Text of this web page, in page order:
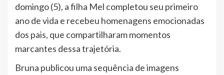
domingo (5), a filha Mel completou seu primeiro
ano de vida e recebeu homenagens emocionadas
dos pais, que compartilharam momentos
marcantes dessa trajetória.
Bruna publicou uma sequência de imagens